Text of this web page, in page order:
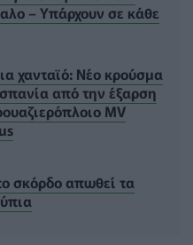
– Υπάρχουν σε κάθε
χανταϊό: Νέο κρούσμα
από την έξαρση
MV
σκόρδο απωθεί τα